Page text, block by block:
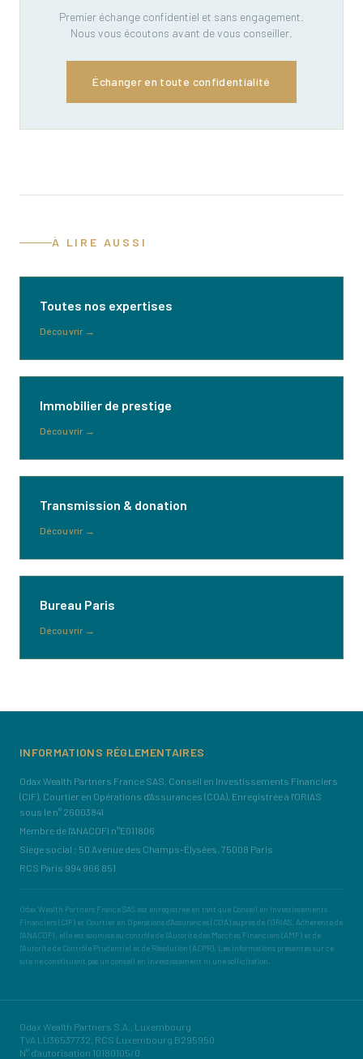
Premier échange confidentiel et sans engagement.
Nous vous écoutons avant de vous conseiller.
Échanger en toute confidentialité
À LIRE AUSSI
Toutes nos expertises
Découvrir→
Immobilier de prestige
Découvrir→
Transmission & donation
Découvrir→
Bureau Paris
Découvrir→
INFORMATIONS RÉGLEMENTAIRES
Odax Wealth Partners France SAS, Conseil en Investissements Financiers
(CIF), Courtier en Opérations d'Assurances (COA), Enregistrée à l'ORIAS
sous le n° 26003841
Membre de l'ANACOFI n°E011806
Siège social : 50 Avenue des Champs-Élysées, 75008 Paris
RCS Paris 994 966 851
Odax Wealth Partners France SAS est enregistrée en tant que Conseil en Investissements
Financiers (CIF) et Courtier en Opérations d'Assurances (COA) auprès de l'ORIAS. Adhérente de
l'ANACOFI, elle est soumise au contrôle de l'Autorité des Marchés Financiers (AMF) et de
l'Autorité de Contrôle Prudentiel et de Résolution (ACPR). Les informations présentes sur ce
site ne constituent pas un conseil en investissement ni une sollicitation.
Odax Wealth Partners S.A., Luxembourg
TVA LU36537732, RCS Luxembourg B295950
N° d'autorisation 10180105/0